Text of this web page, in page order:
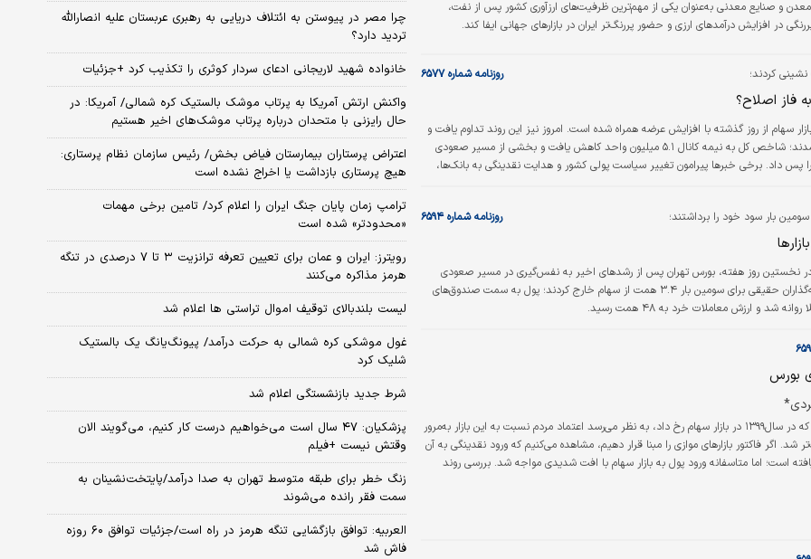
و صنایع معدنی به‌عنوان یکی از مهم‌ترین ظرفیت‌های ارزآوری کشور پس از نفت،
در افزایش درآمدهای ارزی و حضور پررنگ‌تر ایران در بازارهای جهانی ایفا کند.
کردند؛ روزنامه شماره ۶۵۷۷
فاز اصلاح؟
سهام از روز گذشته با افزایش عرضه‌ همراه شده است. امروز نیز این روند تداوم یافت و
نماگرها نزولی شدند؛ شاخص کل به نیمه کانال ۵.۱ میلیون واحد کاهش یافت و بخشی از مسیر صعودی
پس داد. برخی خبرها پیرامون تغییر سیاست پولی کشور و هدایت نقدینگی به بانک‌ها،
بار سود خود را برداشتند؛ روزنامه شماره ۶۵۹۴
نخستین روز هفته، بورس تهران پس از رشدهای اخیر به نفس‌گیری در مسیر صعودی
پرداخت. سرمایه‌گذاران حقیقی برای سومین بار ۳.۴ همت از سهام خارج کردند؛ پول به سمت صندوق‌های
شد و ارزش معاملات خرد به ۴۸ همت رسید.
بورس
پس از اتفاقاتی که در سال۱۳۹۹ در بازار سهام رخ داد، به نظر می‌رسد اعتماد مردم نسبت به این بازار به‌مرور
شد. اگر فاکتور بازارهای موازی را مبنا قرار دهیم، مشاهده می‌کنیم که ورود نقدینگی به آن
یافته است؛ اما متاسفانه ورود پول به بازار سهام با افت شدیدی مواجه شد. بررسی روند
چرا مصر در پیوستن به ائتلاف دریایی به رهبری عربستان علیه انصارالله
تردید دارد؟
خانواده شهید لاریجانی ادعای سردار کوثری را تکذیب کرد +جزئیات
واکنش ارتش آمریکا به پرتاب موشک بالستیک کره شمالی/ آمریکا: در
حال رایزنی با متحدان درباره پرتاب موشک‌های اخیر هستیم
اعتراض پرستاران بیمارستان فیاض بخش/ رئیس سازمان نظام پرستاری:
هیچ پرستاری بازداشت یا اخراج نشده است
ترامپ زمان پایان جنگ ایران را اعلام کرد/ تامین برخی مهمات
«محدودتر» شده است
رویترز: ایران و عمان برای تعیین تعرفه ترانزیت ۳ تا ۷ درصدی در تنگه
هرمز مذاکره می‌کنند
لیست بلندبالای توقیف اموال تراستی ها اعلام شد
غول موشکی کره شمالی به حرکت درآمد/ پیونگ‌یانگ یک بالستیک
شلیک کرد
شرط جدید بازنشستگی اعلام شد
پزشکیان: ۴۷ سال است می‌خواهیم درست کار کنیم، می‌گویند الان
وقتش نیست +فیلم
زنگ خطر برای طبقه متوسط تهران به صدا درآمد/پایتخت‌نشینان به
سمت فقر رانده می‌شوند
العربیه: توافق بازگشایی تنگه هرمز در راه است/جزئیات توافق ۶۰ روزه
فاش شد